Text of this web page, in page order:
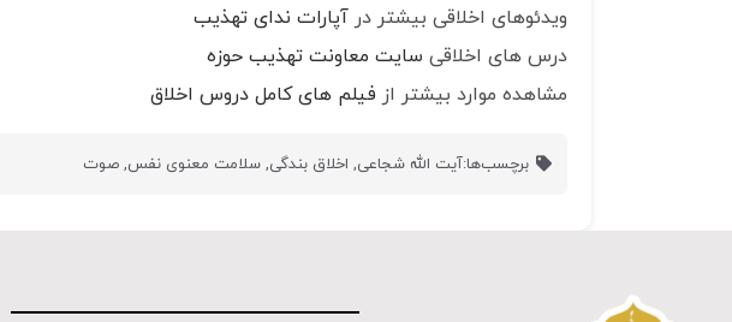
ویدئوهای اخلاقی بیشتر در آپارات ندای تهذیب
درس های اخلاقی سایت معاونت تهذیب حوزه
مشاهده موارد بیشتر از فیلم های کامل دروس اخلاق
برچسب‌ها:آیت الله شجاعی, اخلاق بندگی,سلامت معنوی نفس,صوت